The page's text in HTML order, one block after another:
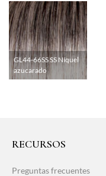
GL44-66SS SS Níquel
azucarado
RECURSOS
Preguntas frecuentes